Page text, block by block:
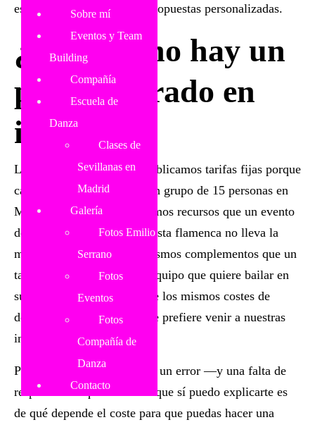
Sobre mí
Eventos y Team
Building
Compañía
Escuela de
Danza
Clases de
Sevillanas en
Madrid
Galería
Fotos Emilio
Serrano
Fotos
Eventos
Fotos
Compañía de
Danza
Contacto
estándar. Trabajamos con
propuestas personalizadas.
¿Por qué no hay un
precio cerrado en
internet?
Lo digo con claridad: no publicamos tarifas fijas porque
cada equipo es diferente. Un grupo de 15 personas en
Madrid no requiere los mismos recursos que un evento
de 80 en Barcelona. Una fiesta flamenca no lleva la
misma decoración ni los mismos complementos que un
taller de Bollywood. Y un equipo que quiere bailar en
sus propias oficinas no tiene los mismos costes de
desplazamiento que uno que prefiere venir a nuestras
instalaciones.
Publicar un precio fijo sería un error —y una falta de
respeto hacia quien lee. Lo que sí puedo explicarte es
de qué depende el coste para que puedas hacer una